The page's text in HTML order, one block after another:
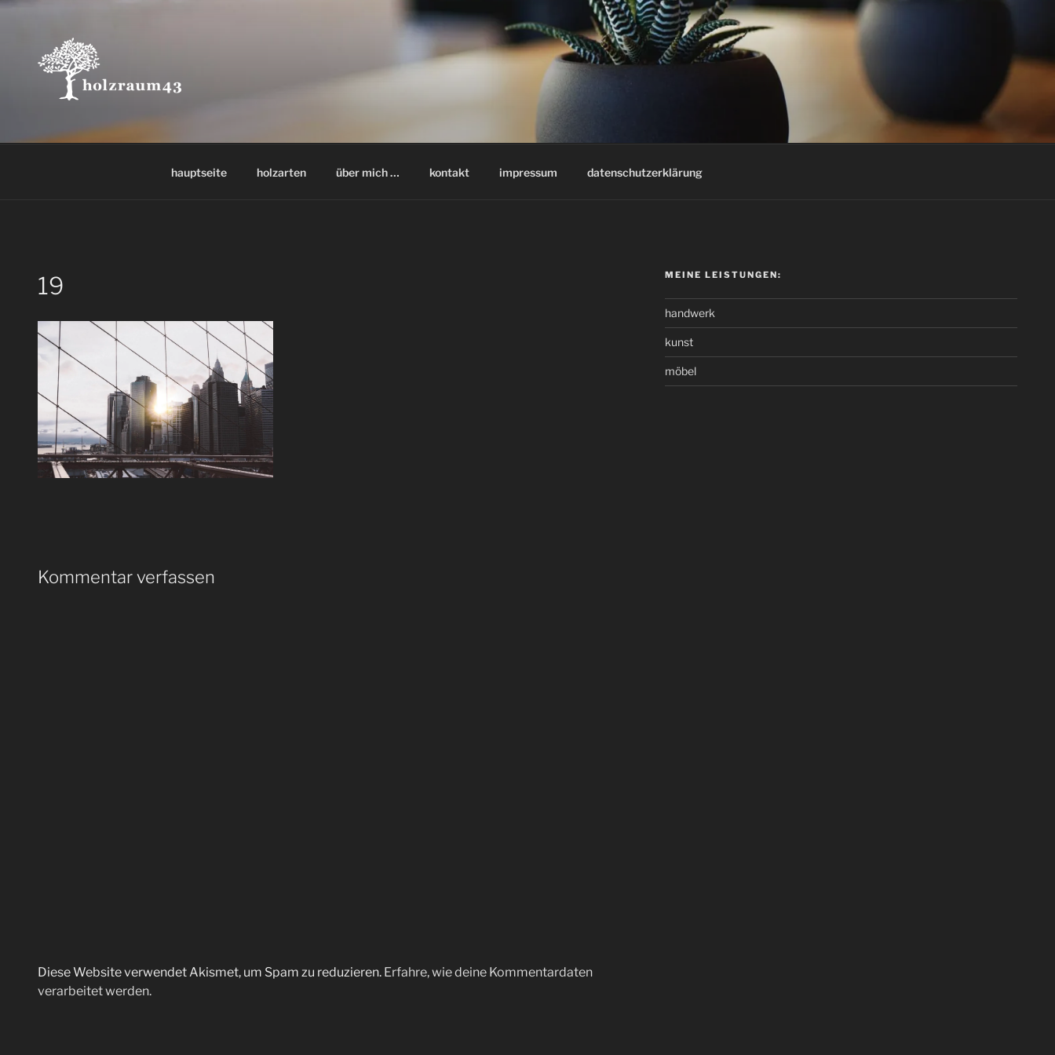
Zum
hauptseite holzarten über mich … kontakt impressum datenschutzerklärung
19
Kommentar verfassen
Diese Website verwendet Akismet, um Spam zu reduzieren. Erfahre, wie deine Kommentardaten
verarbeitet werden.
MEINE LEISTUNGEN:
handwerk
kunst
möbel